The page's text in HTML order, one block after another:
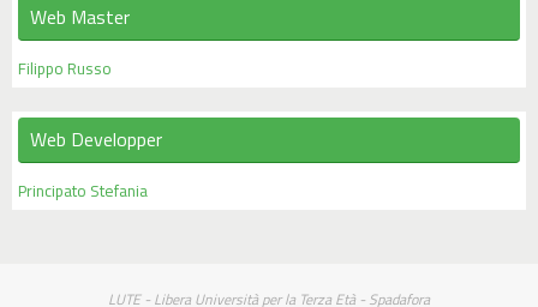
Web Master
Filippo Russo
Web Developper
Principato Stefania
LUTE - Libera Università per la Terza Età - Spadafora